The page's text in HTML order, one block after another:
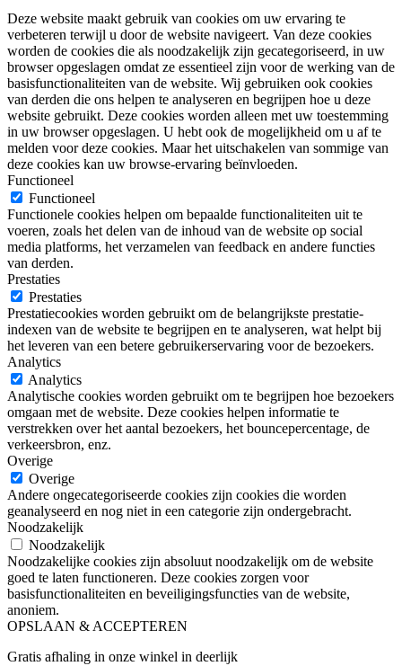
Deze website maakt gebruik van cookies om uw ervaring te
verbeteren terwijl u door de website navigeert. Van deze cookies
worden de cookies die als noodzakelijk zijn gecategoriseerd, in uw
browser opgeslagen omdat ze essentieel zijn voor de werking van de
basisfunctionaliteiten van de website. Wij gebruiken ook cookies
van derden die ons helpen te analyseren en begrijpen hoe u deze
website gebruikt. Deze cookies worden alleen met uw toestemming
in uw browser opgeslagen. U hebt ook de mogelijkheid om u af te
melden voor deze cookies. Maar het uitschakelen van sommige van
deze cookies kan uw browse-ervaring beïnvloeden.
Functioneel
Functioneel
Functionele cookies helpen om bepaalde functionaliteiten uit te
voeren, zoals het delen van de inhoud van de website op social
media platforms, het verzamelen van feedback en andere functies
van derden.
Prestaties
Prestaties
Prestatiecookies worden gebruikt om de belangrijkste prestatie-
indexen van de website te begrijpen en te analyseren, wat helpt bij
het leveren van een betere gebruikerservaring voor de bezoekers.
Analytics
Analytics
Analytische cookies worden gebruikt om te begrijpen hoe bezoekers
omgaan met de website. Deze cookies helpen informatie te
verstrekken over het aantal bezoekers, het bouncepercentage, de
verkeersbron, enz.
Overige
Overige
Andere ongecategoriseerde cookies zijn cookies die worden
geanalyseerd en nog niet in een categorie zijn ondergebracht.
Noodzakelijk
Noodzakelijk
Noodzakelijke cookies zijn absoluut noodzakelijk om de website
goed te laten functioneren. Deze cookies zorgen voor
basisfunctionaliteiten en beveiligingsfuncties van de website,
anoniem.
OPSLAAN & ACCEPTEREN
Gratis afhaling in onze winkel in deerlijk